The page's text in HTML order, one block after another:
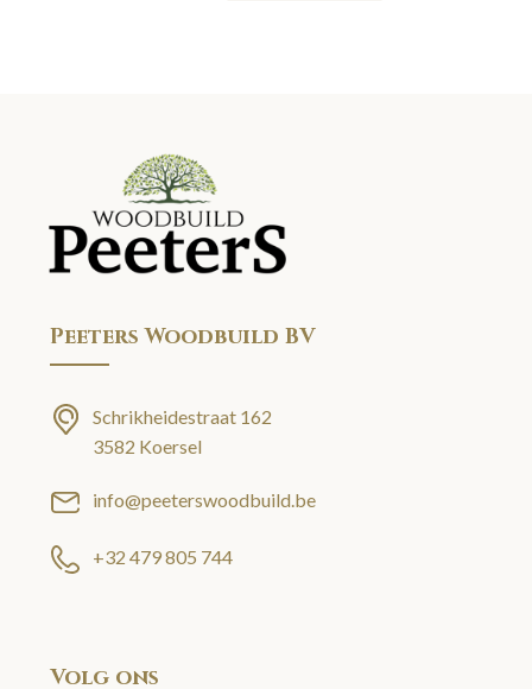
Peeters Woodbuild BV
Schrikheidestraat 162
3582 Koersel
info@peeterswoodbuild.be
+32 479 805 744
Volg ons